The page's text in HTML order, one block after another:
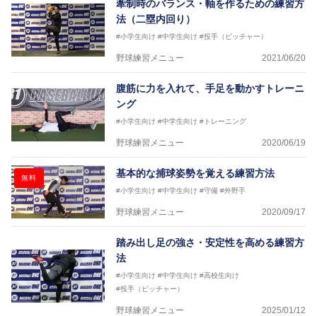
牽制時のバランス・軸を作るための練習方
法（二塁内回り）
#小学生向け #中学生向け #投手（ピッチャー）
野球練習メニュー 2021/06/20
腹筋に力を入れて、手足を動かすトレーニ
ング
#小学生向け #中学生向け #トレーニング
野球練習メニュー 2020/06/19
無料 基本的な捕球姿勢を覚える練習方法
#小学生向け #中学生向け #守備 #外野手
野球練習メニュー 2020/09/17
踏み出し足の強さ・安定性を高める練習方
法
#小学生向け #中学生向け #高校生向け
#投手（ピッチャー）
野球練習メニュー 2025/01/12